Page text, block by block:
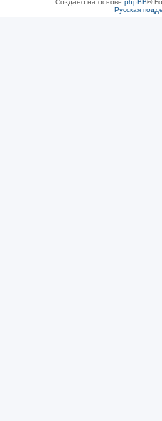
Создано на основе phpBB®
Русская